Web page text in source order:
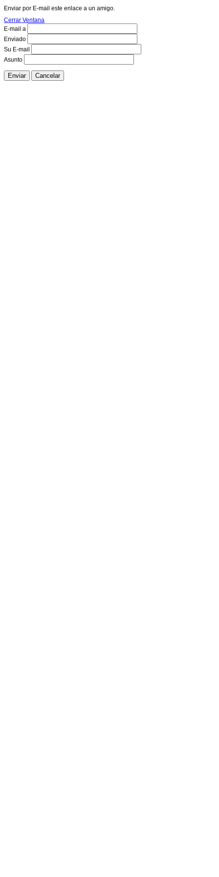
Enviar por E-mail este enlace a un amigo.
Cerrar Ventana
E-mail a
Enviado
Su E-mail
Asunto
Enviar Cancelar